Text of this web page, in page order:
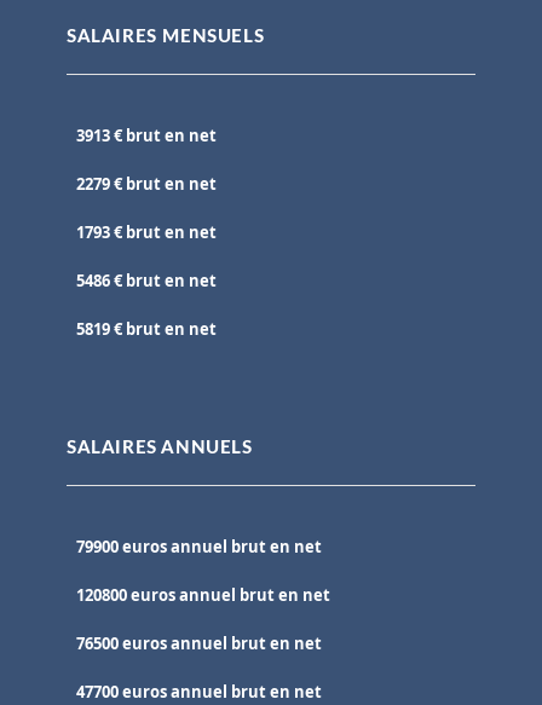
SALAIRES MENSUELS
3913 € brut en net
2279 € brut en net
1793 € brut en net
5486 € brut en net
5819 € brut en net
SALAIRES ANNUELS
79900 euros annuel brut en net
120800 euros annuel brut en net
76500 euros annuel brut en net
47700 euros annuel brut en net